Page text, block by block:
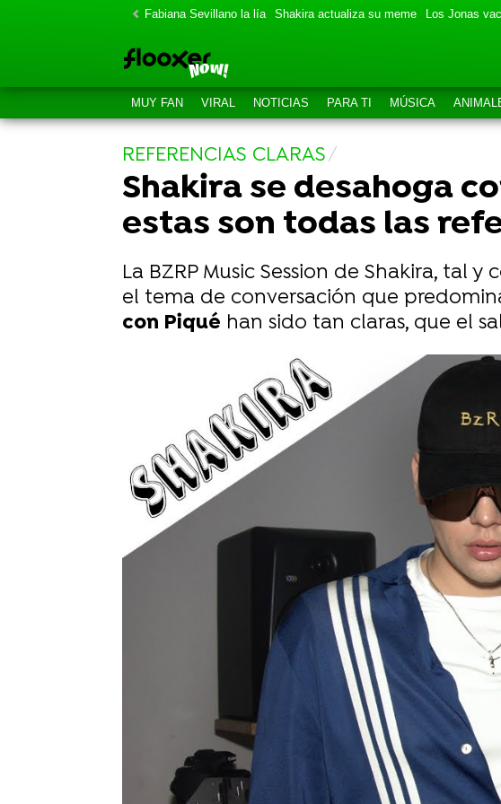
Fabiana Sevillano la lía Shakira actualiza su meme Los Jonas
MUY FAN VIRAL NOTICIAS PARA TI MÚSICA
REFERENCIAS CLARAS
Shakira se desahoga
estas son todas las
La BZRP Music Session de Shakira, tal y
el tema de conversación que
con Piqué han sido tan claras, que el
La reacción de Ibai: "Estuve a punto de
La letra completa de la sesión de Shakira
Asier Duque
Publicado:12 de enero de 2023, 10:18
La llegada de una nueva BZRP